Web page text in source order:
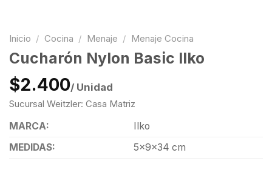
Inicio / Cocina / Menaje / Menaje Cocina
Cucharón Nylon Basic Ilko
$2.400/ Unidad
Sucursal Weitzler: Casa Matriz
MARCA:
Ilko
MEDIDAS:
5x9x34 cm